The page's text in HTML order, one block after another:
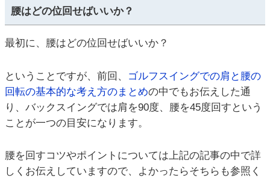
腰はどの位回せばいいか？
最初に、腰はどの位回せばいいか？
ということですが、前回、
ゴルフスイングでの肩と腰の
回転の基本的な考え方のまとめの中でもお伝えした通
り、バックスイングでは肩を90度、腰を45度回すという
ことが一つの目安になります。
腰を回すコツやポイントについては上記の記事の中で詳
しくお伝えしていますので、よかったらそちらも参照く